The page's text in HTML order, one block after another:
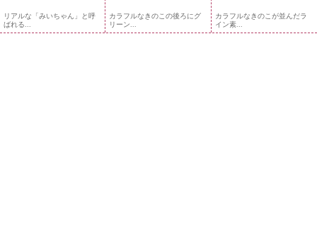
リアルな「みいちゃん」と呼
ばれる...
カラフルなきのこの後ろにグ
リーン...
カラフルなきのこが並んだラ
イン素...